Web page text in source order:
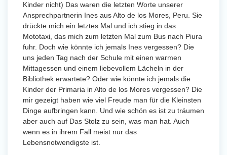
Kinder nicht) Das waren die letzten Worte unserer
Ansprechpartnerin Ines aus Alto de los Mores, Peru. Sie
drückte mich ein letztes Mal und ich stieg in das
Mototaxi, das mich zum letzten Mal zum Bus nach Piura
fuhr. Doch wie könnte ich jemals Ines vergessen? Die
uns jeden Tag nach der Schule mit einen warmen
Mittagessen und einem liebevollem Lächeln in der
Bibliothek erwartete? Oder wie könnte ich jemals die
Kinder der Primaria in Alto de los Mores vergessen? Die
mir gezeigt haben wie viel Freude man für die Kleinsten
Dinge aufbringen kann. Und wie schön es ist zu träumen
aber auch auf Das Stolz zu sein, was man hat. Auch
wenn es in ihrem Fall meist nur das
Lebensnotwendigste ist.